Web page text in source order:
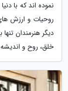
نموده اند که با
روحیات و ارزش
دیگر هنرمندان
خلق، روح و